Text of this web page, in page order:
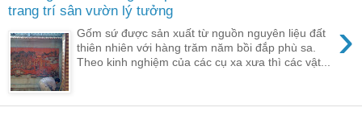
trang trí sân vườn lý tưởng
›
Gốm sứ được sản xuất từ nguồn nguyên liệu đất
thiên nhiên với hàng trăm năm bồi đắp phù sa.
Theo kinh nghiệm của các cụ xa xưa thì các vật...